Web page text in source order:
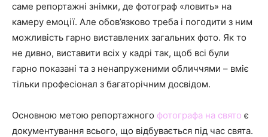
саме репортажні знімки, де фотограф «ловить» на
камеру емоції. Але обов’язково треба і погодити з ним
можливість гарно виставлених загальних фото. Як то
не дивно, виставити всіх у кадрі так, щоб всі були
гарно показані та з ненапруженими обличчями – вміє
тільки професіонал з багаторічним досвідом.
Основною метою репортажного фотографа на свято є
документування всього, що відбувається під час свята.